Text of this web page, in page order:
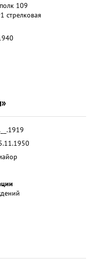
109
стрелковая